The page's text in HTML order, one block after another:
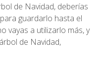
de Navidad, deberías
guardarlo hasta el
vayas a utilizarlo más, y
de Navidad,